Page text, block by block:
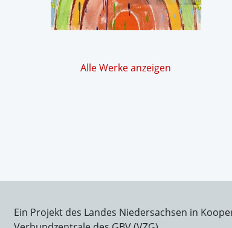
Alle Werke anzeigen
Ein Projekt des Landes Niedersachsen in